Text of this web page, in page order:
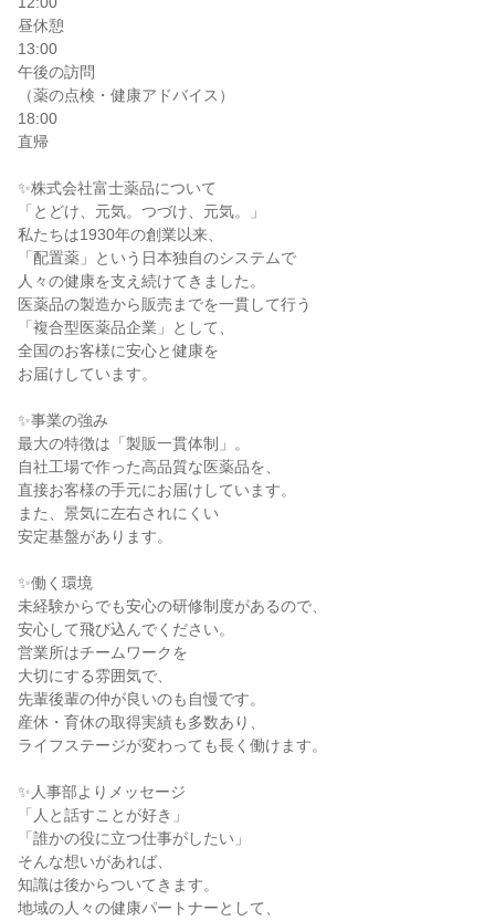
昼休憩
13:00
午後の訪問
（薬の点検・健康アドバイス）
18:00
直帰
✨株式会社富士薬品について
「とどけ、元気。つづけ、元気。」
私たちは1930年の創業以来、
「配置薬」という日本独自のシステムで
人々の健康を支え続けてきました。
医薬品の製造から販売までを一貫して行う
「複合型医薬品企業」として、
全国のお客様に安心と健康を
お届けしています。
✨事業の強み
最大の特徴は「製販一貫体制」。
自社工場で作った高品質な医薬品を、
直接お客様の手元にお届けしています。
また、景気に左右されにくい
安定基盤があります。
✨働く環境
未経験からでも安心の研修制度があるので、
安心して飛び込んでください。
営業所はチームワークを
大切にする雰囲気で、
先輩後輩の仲が良いのも自慢です。
産休・育休の取得実績も多数あり、
ライフステージが変わっても長く働けます。
✨人事部よりメッセージ
「人と話すことが好き」
「誰かの役に立つ仕事がしたい」
そんな想いがあれば、
知識は後からついてきます。
地域の人々の健康パートナーとして、